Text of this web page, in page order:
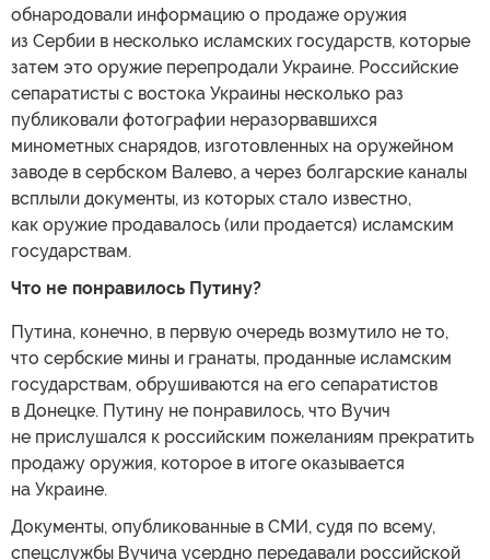
обнародовали информацию о продаже оружия
из Сербии в несколько исламских государств, которые
затем это оружие перепродали Украине. Российские
сепаратисты с востока Украины несколько раз
публиковали фотографии неразорвавшихся
минометных снарядов, изготовленных на оружейном
заводе в сербском Валево, а через болгарские каналы
всплыли документы, из которых стало известно,
как оружие продавалось (или продается) исламским
государствам.
Что не понравилось Путину?
Путина, конечно, в первую очередь возмутило не то,
что сербские мины и гранаты, проданные исламским
государствам, обрушиваются на его сепаратистов
в Донецке. Путину не понравилось, что Вучич
не прислушался к российским пожеланиям прекратить
продажу оружия, которое в итоге оказывается
на Украине.
Документы, опубликованные в СМИ, судя по всему,
спецслужбы Вучича усердно передавали российской